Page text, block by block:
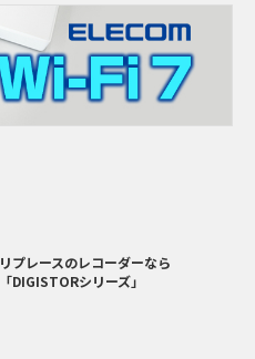
リプレースのレコーダーなら
「DIGISTORシリーズ」